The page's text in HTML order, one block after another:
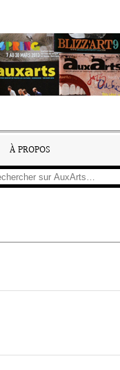
À PROPOS